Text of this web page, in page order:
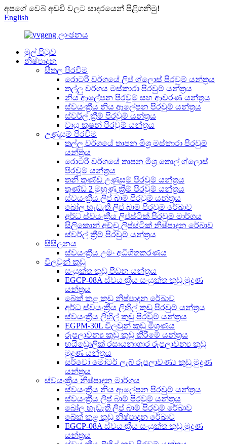
අපගේ වෙබ් අඩවි වලට සාදරයෙන් පිළිගනිමු!
English
මුල් පිටුව
නිෂ්පාදන
සීතල පිරවීම
රොටරි වර්ගයේ ලිප් ග්ලොස් පිරවුම් යන්ත්‍රය
තල්ලු වර්ගය මස්කාරා පිරවුම් යන්ත්‍රය
නිය ආලේපන පිරවුම් සහ ආවරණ යන්ත්‍රය
ස්වයංක්‍රීය නිය ආලේපන පිරවුම් යන්ත්‍රය
ස්වර්ල් ක්‍රීම් පිරවුම් යන්ත්‍රය
වායු කුෂන් පිරවුම් යන්ත්‍රය
උණුසුම් පිරවීම
තල්ලු වර්ගයේ තාපන මිශ්‍ර මස්කාරා පිරවුම්
යන්ත්‍රය
රොටරි වර්ගයේ තාපන මිශ්‍ර තොල් ග්ලොස්
පිරවුම් යන්ත්‍රය
තනි තුණ්ඩ උණුසුම් පිරවුම් යන්ත්‍රය
තුණ්ඩ 2 මුහුණු ක්‍රීම් පිරවුම් යන්ත්‍රය
ස්වයංක්‍රීය ලිප් බාම් පිරවුම් යන්ත්‍රය
බෝල හැඩැති ලිප් බාම් පිරවුම් රේඛාව
අර්ධ ස්වයංක්‍රීය ලිප්ස්ටික් පිරවුම් මාර්ගය
සිලිකොන් අච්චු ලිප්ස්ටික් නිෂ්පාදන රේඛාව
ස්වර්ල් ක්‍රීම් පිරවුම් යන්ත්‍රය
සිසිලනය
ස්වයංක්‍රීය උමං අධිශීතකරණය
විලවුන් කුඩු
සංයුක්ත කුඩු පීඩන යන්ත්‍රය
EGCP-08A ස්වයංක්‍රීය සංයුක්ත කුඩු මුද්‍රණ
යන්ත්‍රය
බේක් කළ කුඩු නිෂ්පාදන රේඛාව
අර්ධ ස්වයංක්‍රීය ලිහිල් කුඩු පිරවුම් යන්ත්‍රය
ස්වයංක්‍රීය ලිහිල් කුඩු පිරවුම් යන්ත්‍රය
EGPM-30L විලවුන් කුඩු මිශ්‍රණය
රූපලාවන්‍ය කුඩු කුඩු කිරීමේ යන්ත්‍රය
හයිඩ්‍රොලික් රසායනාගාර රූපලාවන්‍ය කුඩු
මුද්‍රණ යන්ත්‍රය
සර්වෝ මෝටර් ලැබ් රූපලාවණ්‍ය කුඩු මුද්‍රණ
යන්ත්‍රය
ස්වයංක්‍රීය නිෂ්පාදන මාර්ගය
ස්වයංක්‍රීය නිය ආලේපන පිරවුම් යන්ත්‍රය
ස්වයංක්‍රීය ලිප් බාම් පිරවුම් යන්ත්‍රය
බෝල හැඩැති ලිප් බාම් පිරවුම් රේඛාව
බේක් කළ කුඩු නිෂ්පාදන රේඛාව
EGCP-08A ස්වයංක්‍රීය සංයුක්ත කුඩු මුද්‍රණ
යන්ත්‍රය